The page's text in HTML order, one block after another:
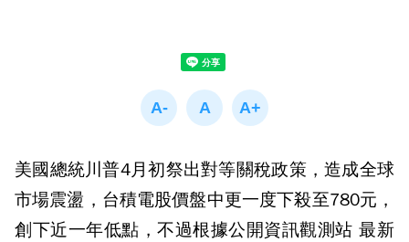
美國總統川普4月初祭出對等關稅政策，造成全球
市場震盪，台積電股價盤中更一度下殺至780元，
創下近一年低點，不過根據公開資訊觀測站 最新